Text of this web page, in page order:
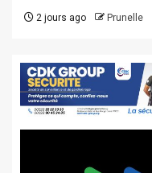
2 jours ago Prunelle